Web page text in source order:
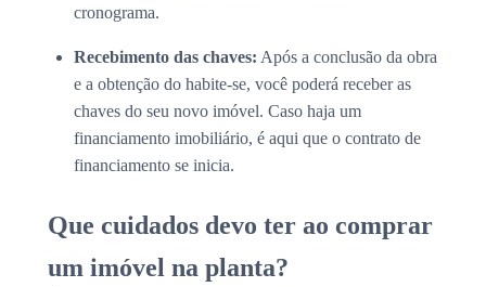
cronograma.
Recebimento das chaves: Após a conclusão da obra
e a obtenção do habite-se, você poderá receber as
chaves do seu novo imóvel. Caso haja um
financiamento imobiliário, é aqui que o contrato de
financiamento se inicia.
Que cuidados devo ter ao comprar
um imóvel na planta?